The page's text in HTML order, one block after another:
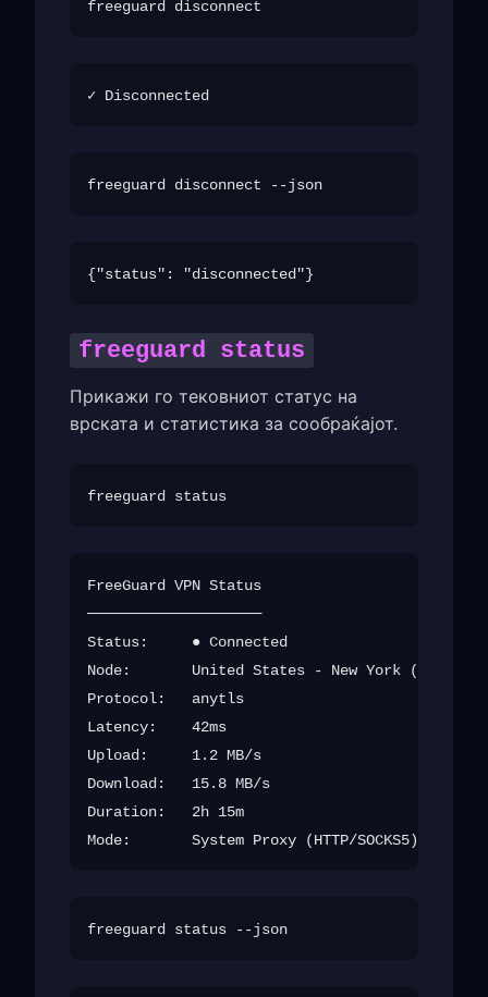
freeguard status
Прикажи го тековниот статус на
врската и статистика за сообраќајот.
FreeGuard VPN Status
────────────────────
Status:     ● Connected
Node:       United States - New York (us-new-
Protocol:   anytls
Latency:    42ms
Upload:     1.2 MB/s
Download:   15.8 MB/s
Duration:   2h 15m